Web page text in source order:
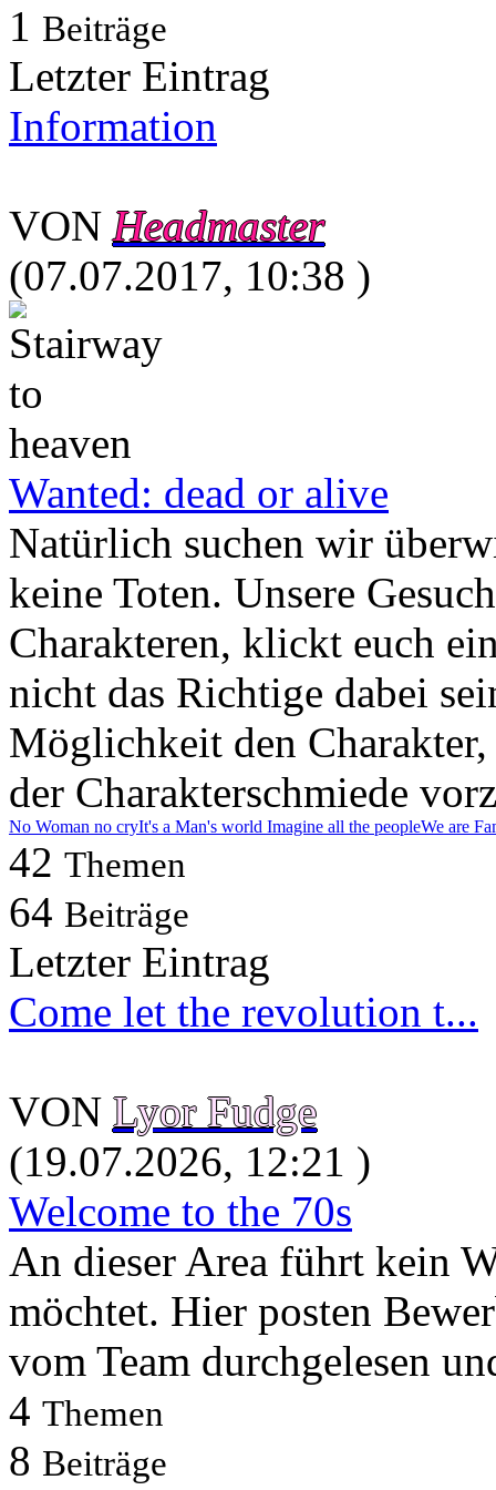
1 Beiträge
Letzter Eintrag
Information
VONHeadmaster
(07.07.2017, 10:38 )
Wanted: dead or alive
Natürlich suchen wir
keine Toten. Unsere
Charakteren, klickt euch
nicht das Richtige dabei
Möglichkeit den
der Charakterschmiede
No Woman no cryIt's a Man's world Imagine all the peopleWe are
42 Themen
64 Beiträge
Letzter Eintrag
Come let the revolution t...
VON Lyor Fudge
(19.07.2026, 12:21 )
Welcome to the 70s
An dieser Area führt kein
möchtet. Hier posten
vom Team durchgelesen
4 Themen
8 Beiträge